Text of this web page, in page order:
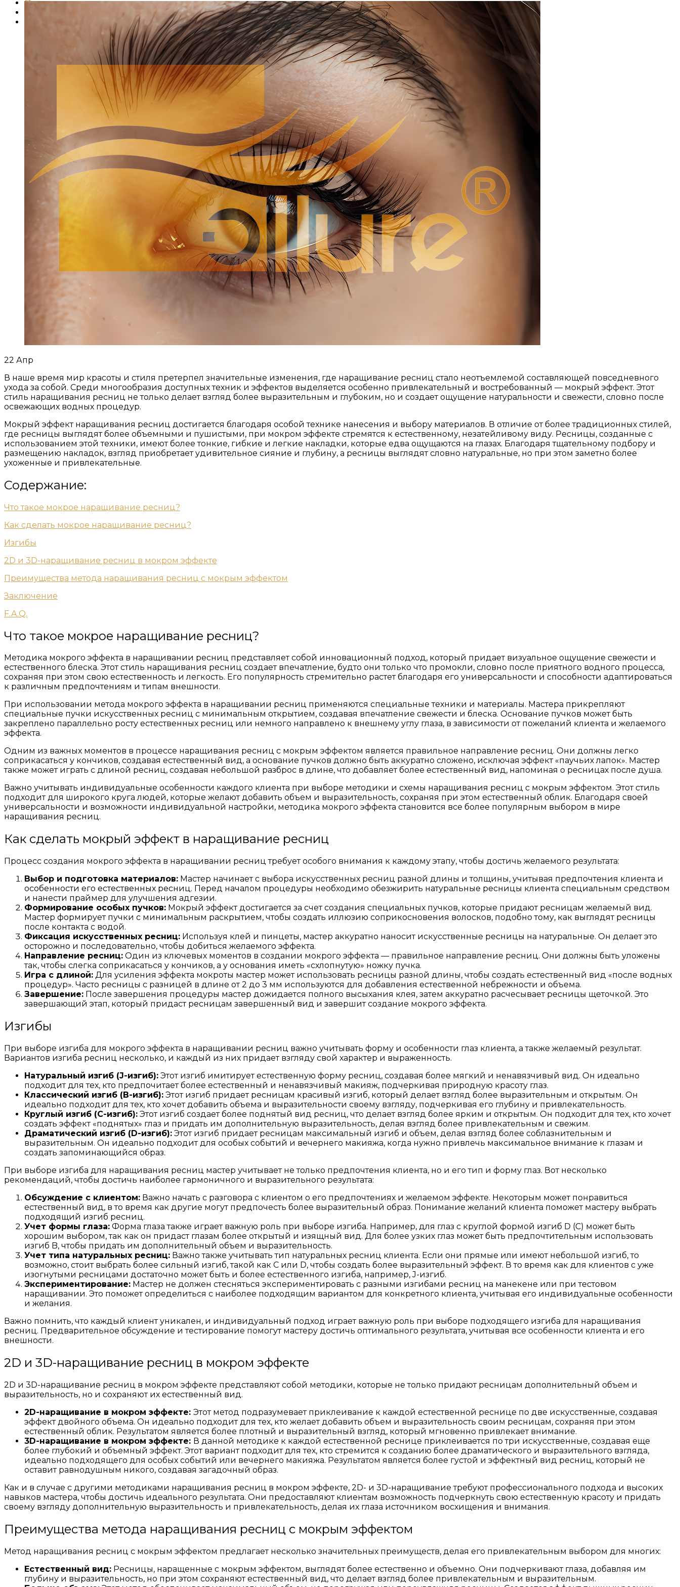
Представители школы
Представители продукции
Стать представителем продукции
22 Апр
В наше время мир красоты и стиля претерпел значительные изменения, где наращивание ресниц стало неотъемлемой составляющей повседневного
ухода за собой. Среди многообразия доступных техник и эффектов выделяется особенно привлекательный и востребованный — мокрый эффект. Этот
стиль наращивания ресниц не только делает взгляд более выразительным и глубоким, но и создает ощущение натуральности и свежести, словно после
освежающих водных процедур.
Мокрый эффект наращивания ресниц достигается благодаря особой технике нанесения и выбору материалов. В отличие от более традиционных стилей,
где ресницы выглядят более объемными и пушистыми, при мокром эффекте стремятся к естественному, незатейливому виду. Ресницы, созданные с
использованием этой техники, имеют более тонкие, гибкие и легкие накладки, которые едва ощущаются на глазах. Благодаря тщательному подбору и
размещению накладок, взгляд приобретает удивительное сияние и глубину, а ресницы выглядят словно натуральные, но при этом заметно более
ухоженные и привлекательные.
Содержание:
Что такое мокрое наращивание ресниц?
Как сделать мокрое наращивание ресниц?
Изгибы
2D и 3D-наращивание ресниц в мокром эффекте
Преимущества метода наращивания ресниц с мокрым эффектом
Заключение
F.A.Q.
Что такое мокрое наращивание ресниц?
Методика мокрого эффекта в наращивании ресниц представляет собой инновационный подход, который придает визуальное ощущение свежести и
естественного блеска. Этот стиль наращивания ресниц создает впечатление, будто они только что промокли, словно после приятного водного процесса,
сохраняя при этом свою естественность и легкость. Его популярность стремительно растет благодаря его универсальности и способности адаптироваться
к различным предпочтениям и типам внешности.
При использовании метода мокрого эффекта в наращивании ресниц применяются специальные техники и материалы. Мастера прикрепляют
специальные пучки искусственных ресниц с минимальным открытием, создавая впечатление свежести и блеска. Основание пучков может быть
закреплено параллельно росту естественных ресниц или немного направлено к внешнему углу глаза, в зависимости от пожеланий клиента и желаемого
эффекта.
Одним из важных моментов в процессе наращивания ресниц с мокрым эффектом является правильное направление ресниц. Они должны легко
соприкасаться у кончиков, создавая естественный вид, а основание пучков должно быть аккуратно сложено, исключая эффект «паучьих лапок». Мастер
также может играть с длиной ресниц, создавая небольшой разброс в длине, что добавляет более естественный вид, напоминая о ресницах после душа.
Важно учитывать индивидуальные особенности каждого клиента при выборе методики и схемы наращивания ресниц с мокрым эффектом. Этот стиль
подходит для широкого круга людей, которые желают добавить объем и выразительность, сохраняя при этом естественный облик. Благодаря своей
универсальности и возможности индивидуальной настройки, методика мокрого эффекта становится все более популярным выбором в мире
наращивания ресниц.
Как сделать мокрый эффект в наращивание ресниц
Процесс создания мокрого эффекта в наращивании ресниц требует особого внимания к каждому этапу, чтобы достичь желаемого результата:
Выбор и подготовка материалов: Мастер начинает с выбора искусственных ресниц разной длины и толщины, учитывая предпочтения клиента и
особенности его естественных ресниц. Перед началом процедуры необходимо обезжирить натуральные ресницы клиента специальным средством
и нанести праймер для улучшения адгезии.
Формирование особых пучков: Мокрый эффект достигается за счет создания специальных пучков, которые придают ресницам желаемый вид.
Мастер формирует пучки с минимальным раскрытием, чтобы создать иллюзию соприкосновения волосков, подобно тому, как выглядят ресницы
после контакта с водой.
Фиксация искусственных ресниц: Используя клей и пинцеты, мастер аккуратно наносит искусственные ресницы на натуральные. Он делает это
осторожно и последовательно, чтобы добиться желаемого эффекта.
Направление ресниц: Один из ключевых моментов в создании мокрого эффекта — правильное направление ресниц. Они должны быть уложены
так, чтобы слегка соприкасаться у кончиков, а у основания иметь «схлопнутую» ножку пучка.
Игра с длиной: Для усиления эффекта мокроты мастер может использовать ресницы разной длины, чтобы создать естественный вид «после водных
процедур». Часто ресницы с разницей в длине от 2 до 3 мм используются для добавления естественной небрежности и объема.
Завершение: После завершения процедуры мастер дожидается полного высыхания клея, затем аккуратно расчесывает ресницы щеточкой. Это
завершающий этап, который придаст ресницам завершенный вид и завершит создание мокрого эффекта.
Изгибы
При выборе изгиба для мокрого эффекта в наращивании ресниц важно учитывать форму и особенности глаз клиента, а также желаемый результат.
Вариантов изгиба ресниц несколько, и каждый из них придает взгляду свой характер и выраженность.
Натуральный изгиб (J-изгиб): Этот изгиб имитирует естественную форму ресниц, создавая более мягкий и ненавязчивый вид. Он идеально
подходит для тех, кто предпочитает более естественный и ненавязчивый макияж, подчеркивая природную красоту глаз.
Классический изгиб (B-изгиб): Этот изгиб придает ресницам красивый изгиб, который делает взгляд более выразительным и открытым. Он
идеально подходит для тех, кто хочет добавить объема и выразительности своему взгляду, подчеркивая его глубину и привлекательность.
Круглый изгиб (C-изгиб): Этот изгиб создает более поднятый вид ресниц, что делает взгляд более ярким и открытым. Он подходит для тех, кто хочет
создать эффект «поднятых» глаз и придать им дополнительную выразительность, делая взгляд более привлекательным и свежим.
Драматический изгиб (D-изгиб): Этот изгиб придает ресницам максимальный изгиб и объем, делая взгляд более соблазнительным и
выразительным. Он идеально подходит для особых событий и вечернего макияжа, когда нужно привлечь максимальное внимание к глазам и
создать запоминающийся образ.
При выборе изгиба для наращивания ресниц мастер учитывает не только предпочтения клиента, но и его тип и форму глаз. Вот несколько
рекомендаций, чтобы достичь наиболее гармоничного и выразительного результата:
Обсуждение с клиентом: Важно начать с разговора с клиентом о его предпочтениях и желаемом эффекте. Некоторым может понравиться
естественный вид, в то время как другие могут предпочесть более выразительный образ. Понимание желаний клиента поможет мастеру выбрать
подходящий изгиб ресниц.
Учет формы глаза: Форма глаза также играет важную роль при выборе изгиба. Например, для глаз с круглой формой изгиб D (C) может быть
хорошим выбором, так как он придаст глазам более открытый и изящный вид. Для более узких глаз может быть предпочтительным использовать
изгиб B, чтобы придать им дополнительный объем и выразительность.
Учет типа натуральных ресниц: Важно также учитывать тип натуральных ресниц клиента. Если они прямые или имеют небольшой изгиб, то
возможно, стоит выбрать более сильный изгиб, такой как C или D, чтобы создать более выразительный эффект. В то время как для клиентов с уже
изогнутыми ресницами достаточно может быть и более естественного изгиба, например, J-изгиб.
Экспериментирование: Мастер не должен стесняться экспериментировать с разными изгибами ресниц на манекене или при тестовом
наращивании. Это поможет определиться с наиболее подходящим вариантом для конкретного клиента, учитывая его индивидуальные особенности
и желания.
Важно помнить, что каждый клиент уникален, и индивидуальный подход играет важную роль при выборе подходящего изгиба для наращивания
ресниц. Предварительное обсуждение и тестирование помогут мастеру достичь оптимального результата, учитывая все особенности клиента и его
внешности.
2D и 3D-наращивание ресниц в мокром эффекте
2D и 3D-наращивание ресниц в мокром эффекте представляют собой методики, которые не только придают ресницам дополнительный объем и
выразительность, но и сохраняют их естественный вид.
2D-наращивание в мокром эффекте: Этот метод подразумевает приклеивание к каждой естественной реснице по две искусственные, создавая
эффект двойного объема. Он идеально подходит для тех, кто желает добавить объем и выразительность своим ресницам, сохраняя при этом
естественный облик. Результатом является более плотный и выразительный взгляд, который мгновенно привлекает внимание.
3D-наращивание в мокром эффекте: В данной методике к каждой естественной реснице приклеивается по три искусственные, создавая еще
более глубокий и объемный эффект. Этот вариант подходит для тех, кто стремится к созданию более драматического и выразительного взгляда,
идеально подходящего для особых событий или вечернего макияжа. Результатом является более густой и эффектный вид ресниц, который не
оставит равнодушным никого, создавая загадочный образ.
Как и в случае с другими методиками наращивания ресниц в мокром эффекте, 2D- и 3D-наращивание требуют профессионального подхода и высоких
навыков мастера, чтобы достичь идеального результата. Они предоставляют клиентам возможность подчеркнуть свою естественную красоту и придать
своему взгляду дополнительную выразительность и привлекательность, делая их глаза источником восхищения и внимания.
Преимущества метода наращивания ресниц с мокрым эффектом
Метод наращивания ресниц с мокрым эффектом предлагает несколько значительных преимуществ, делая его привлекательным выбором для многих:
Естественный вид: Ресницы, наращенные с мокрым эффектом, выглядят более естественно и объемно. Они подчеркивают глаза, добавляя им
глубину и выразительность, но при этом сохраняют естественный вид, что делает взгляд более привлекательным и выразительным.